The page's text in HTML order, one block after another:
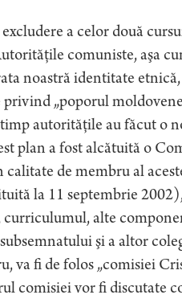
a celor două
comuniste, aşa
noastră identitate
„poporul
autorităţile au făcut o
plan a fost alcătuită o
de membru al
la 11 septembrie
curriculumul, alte
şi a altor
fi de folos „comisiei
comisiei vor fi discutate